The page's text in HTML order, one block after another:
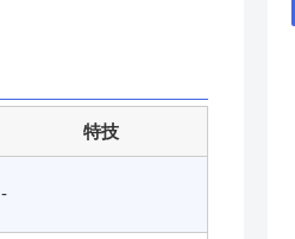
特技
-